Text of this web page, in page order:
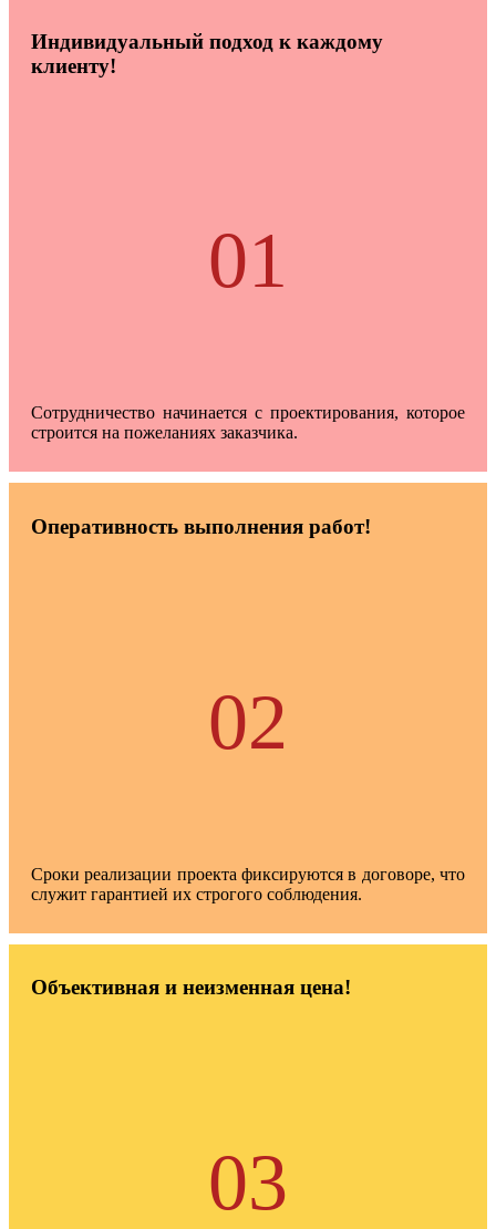
Индивидуальный подход к каждому
клиенту!
01
Сотрудничество начинается с проектирования, которое
строится на пожеланиях заказчика.
Оперативность выполнения работ!
02
Сроки реализации проекта фиксируются в договоре, что
служит гарантией их строгого соблюдения.
Объективная и неизменная цена!
03